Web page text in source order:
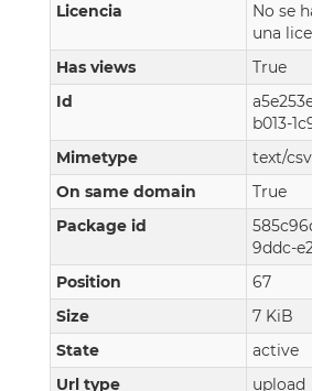
Licencia
No se
una
Has views
True
Id
b013-
Mimetype
text/csv
On same domain
True
Package id
9ddc-
Position
67
Size
7 KiB
State
active
Url type
upload